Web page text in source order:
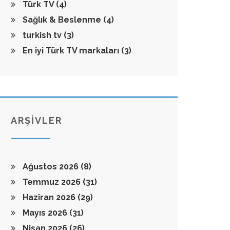
Türk TV (4)
Sağlık & Beslenme (4)
turkish tv (3)
En iyi Türk TV markaları (3)
ARŞİVLER
Ağustos 2026 (8)
Temmuz 2026 (31)
Haziran 2026 (29)
Mayıs 2026 (31)